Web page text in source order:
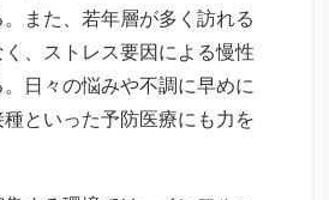
また、若年層が多く訪れる
、ストレス要因による慢性
日々の悩みや不調に早めに
といった予防医療にも力を